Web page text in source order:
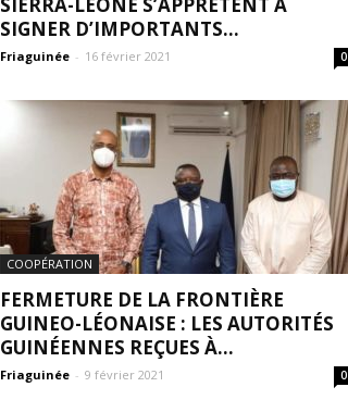
SIGNER D’IMPORTANTS...
Friaguinée - 16 février 2021 0
COOPÉRATION
FERMETURE DE LA FRONTIÈRE
GUINEO-LÉONAISE : LES AUTORITÉS
GUINÉENNES REÇUES À...
Friaguinée - 9 février 2021 0